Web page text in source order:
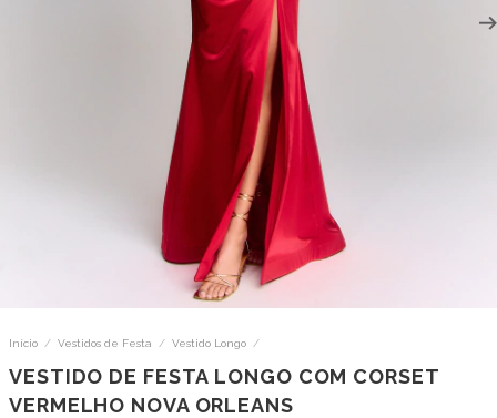
Início / Vestidos de Festa / Vestido Longo /
VESTIDO DE FESTA LONGO COM CORSET
VERMELHO NOVA ORLEANS